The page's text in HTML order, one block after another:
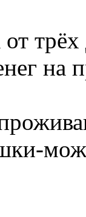
на